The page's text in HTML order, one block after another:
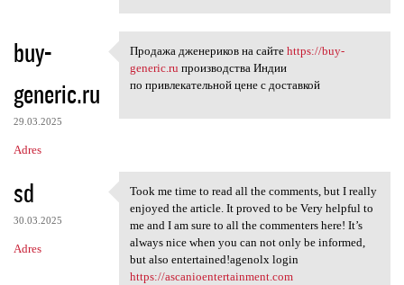
buy-
generic.ru
29.03.2025
Adres
Продажа дженериков на сайте
Продажа дженериков на сайте https://buy-
generic.ru производства Индии
по привлекательной цене с доставкой
sd
30.03.2025
Adres
Took me time to read all the
Took me time to read all the comments, but I really
enjoyed the article. It proved to be Very helpful to
me and I am sure to all the commenters here! It’s
always nice when you can not only be informed,
but also entertained!agenolx login
https://ascanioentertainment.com